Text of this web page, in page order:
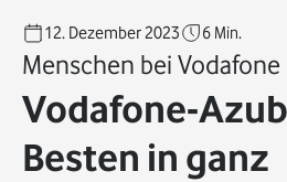
12. Dezember 2023 6 Min.
Menschen bei Vodafone
Vodafone-
Besten in ganz